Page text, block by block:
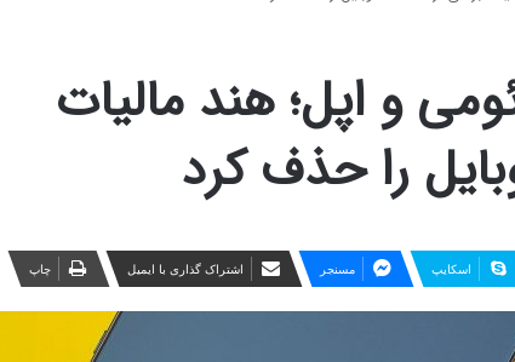
و اپل؛ هند مالیات
را حذف کرد
اسکایپ مسنجر اشتراک گذاری با ایمیل چاپ